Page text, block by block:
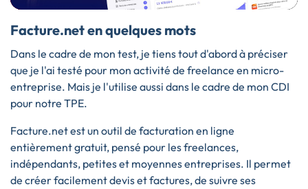
Facture.net en quelques mots
Dans le cadre de mon test, je tiens tout d'abord à préciser
que je l'ai testé pour mon activité de freelance en micro-
entreprise. Mais je l'utilise aussi dans le cadre de mon CDI
pour notre TPE.
Facture.net est un outil de facturation en ligne
entièrement gratuit, pensé pour les freelances,
indépendants, petites et moyennes entreprises. Il permet
de créer facilement devis et factures, de suivre ses